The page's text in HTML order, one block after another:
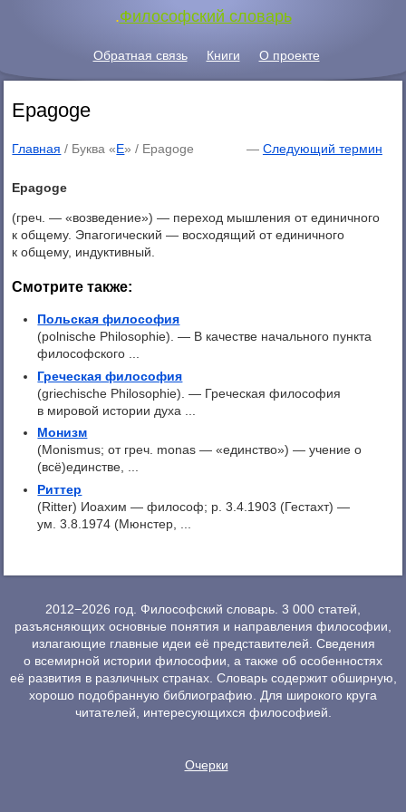
.Философский словарь
Обратная связь Книги О проекте
Epagoge
Главная / Буква «E» / Epagoge — Следующий термин
Epagoge
(греч. — «возведение») — переход мышления от единичного
к общему. Эпагогический — восходящий от единичного
к общему, индуктивный.
Смотрите также:
Польская философия
(polnische Philosophie). — В качестве начального пункта
философского ...
Греческая философия
(griechische Philosophie). — Греческая философия
в мировой истории духа ...
Монизм
(Monismus; от греч. monas — «единство») — учение о
(всё)единстве, ...
Риттер
(Ritter) Иоахим — философ; p. 3.4.1903 (Гестахт) —
ум. 3.8.1974 (Мюнстер, ...
2012−2026 год. Философский словарь. 3 000 статей,
разъясняющих основные понятия и направления философии,
излагающие главные идеи её представителей. Сведения
о всемирной истории философии, а также об особенностях
её развития в различных странах. Словарь содержит обширную,
хорошо подобранную библиографию. Для широкого круга
читателей, интересующихся философией.
Очерки